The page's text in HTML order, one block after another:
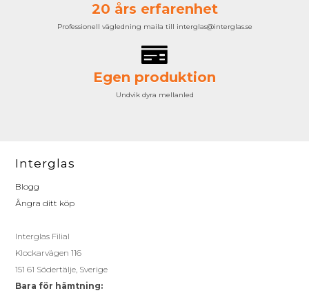
20 års erfarenhet
Professionell vägledning maila till interglas@interglas.se
Egen produktion
Undvik dyra mellanled
Interglas
Blogg
Ångra ditt köp
Interglas Filial
Klockarvägen 116
151 61 Södertälje, Sverige
Bara för hämtning: